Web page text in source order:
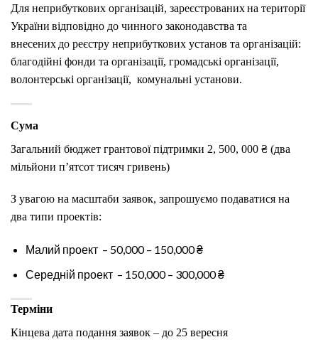
Для неприбуткових організацій, зареєстрованих на території
України відповідно до чинного законодавства та
внесених до реєстру неприбуткових установ та організацій:
благодійні фонди та організації, громадські організації,
волонтерські організації, комунальні установи.
Сума
Загальний бюджет грантової підтримки 2, 500, 000 ₴ (два
мільйони п’ятсот тисяч гривень)
З увагою на масштаби заявок, запрошуємо подаватися на
два типи проектів:
Малий проект – 50,000 – 150,000 ₴
Середній проект – 150,000 – 300,000 ₴
Терміни
Кінцева дата подання заявок – до 25 вересня